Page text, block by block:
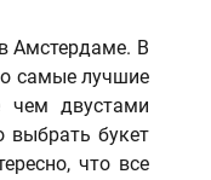
Амстердаме. В
самые лучшие
чем двустами
букет
что все